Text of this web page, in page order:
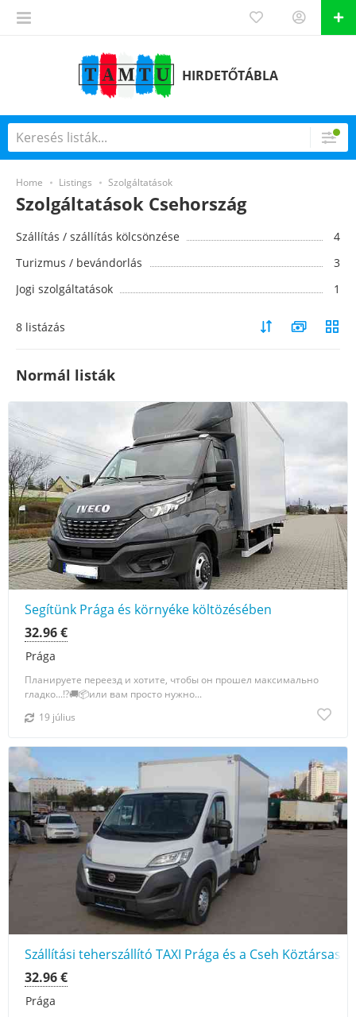
HIRDETŐTÁBLA
Home Listings Szolgáltatások
Szolgáltatások Csehország
Szállítás / szállítás kölcsönzése
4
Turizmus / bevándorlás
3
Jogi szolgáltatások
1
8 listázás
Normál listák
Segítünk Prága és környéke költözésében
Prága
32.96 €
Планируете переезд и хотите, чтобы он прошел максимально
гладко...!?🚚📦или вам просто нужно...
19 július
Szállítási teherszállító TAXI Prága és a Cseh Köztársaság
Prága
32.96 €